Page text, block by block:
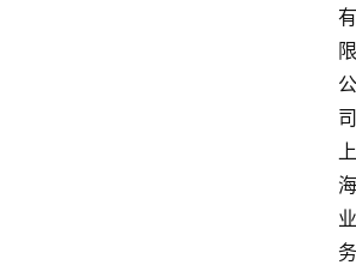
有
限
公
司
上
海
业
务